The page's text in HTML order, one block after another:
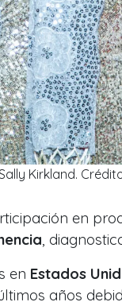
Kirkland.
en
,
en Estados
años